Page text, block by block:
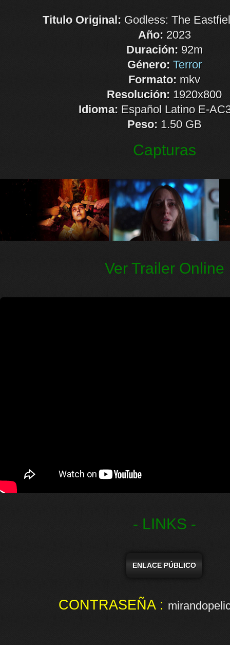
Titulo Original: Godless: The
Año: 2023
Duración: 92m
Género: Terror
Formato: mkv
Resolución: 1920x800
Idioma: Español Latino E-
Peso: 1.50 GB
Capturas
Ver Trailer Online
- LINKS -
ENLACE PÚBLICO
CONTRASEÑA :